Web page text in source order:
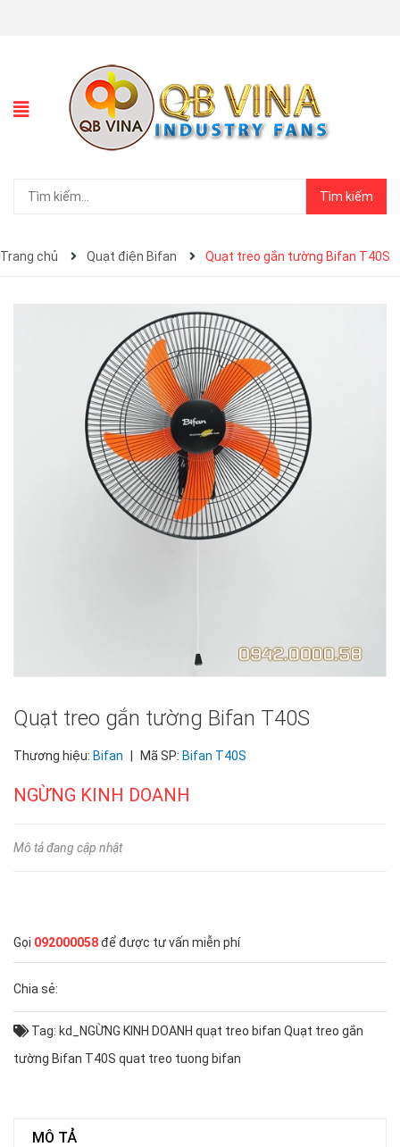
Tìm kiếm
Trang chủ Quạt điện Bifan Quạt treo gắn tường Bifan T40S
Quạt treo gắn tường Bifan T40S
Thương hiệu: Bifan Mã SP: Bifan T40S
NGỪNG KINH DOANH
Mô tả đang cập nhật
Gọi 092000058để được tư vấn miễn phí
Chia sẻ:
Tag: kd_NGỪNG KINH DOANH quạt treo bifan Quạt treo gắn
tường Bifan T40S quat treo tuong bifan
MÔ TẢ